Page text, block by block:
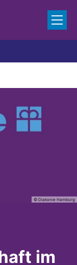
© Diakonie Hamburg
im